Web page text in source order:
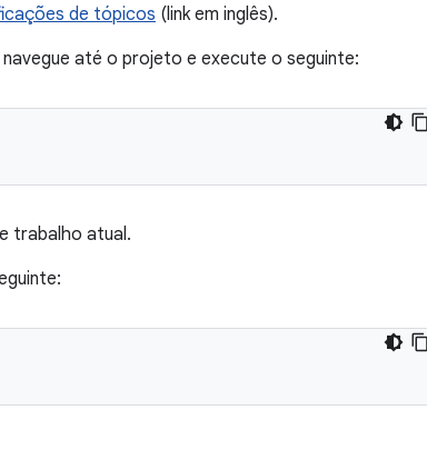
de tópicos (link em inglês).
até o projeto e execute o seguinte:
trabalho atual.